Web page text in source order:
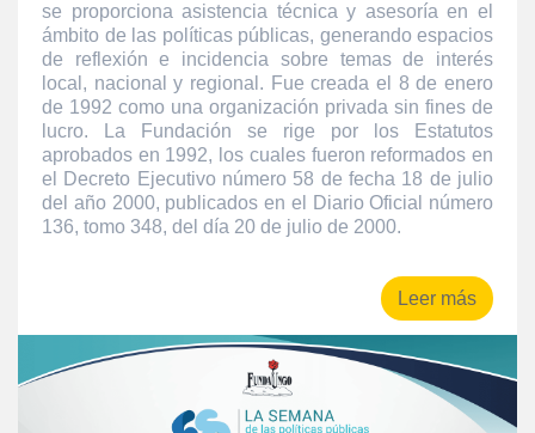
se proporciona asistencia técnica y asesoría en el
ámbito de las políticas públicas, generando espacios
de reflexión e incidencia sobre temas de interés
local, nacional y regional. Fue creada el 8 de enero
de 1992 como una organización privada sin fines de
lucro. La Fundación se rige por los Estatutos
aprobados en 1992, los cuales fueron reformados en
el Decreto Ejecutivo número 58 de fecha 18 de julio
del año 2000, publicados en el Diario Oficial número
136, tomo 348, del día 20 de julio de 2000.
Leer más